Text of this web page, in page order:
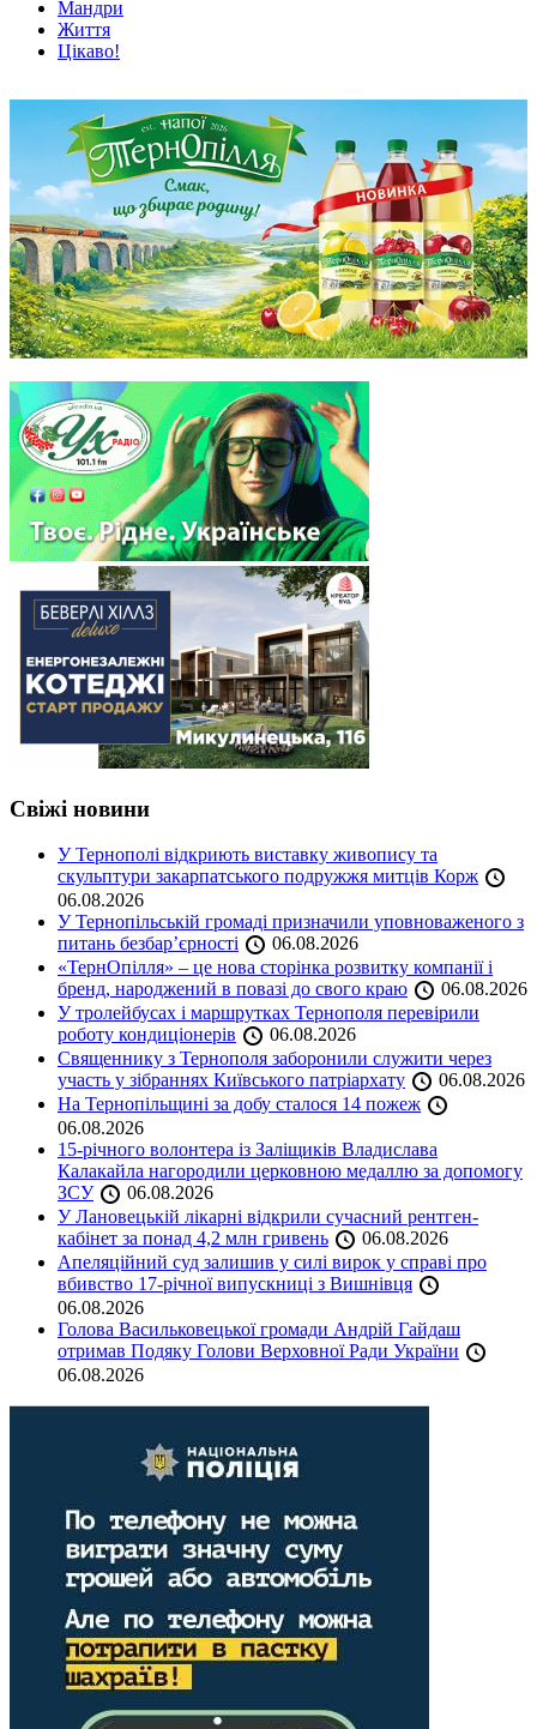
Мандри
Життя
Цікаво!
Свіжі новини
У Тернополі відкриють виставку живопису та
скульптури закарпатського подружжя митців Корж
06.08.2026
У Тернопільській громаді призначили уповноваженого з
питань безбар’єрності
06.08.2026
«ТернОпілля» – це нова сторінка розвитку компанії і
бренд, народжений в повазі до свого краю
06.08.2026
У тролейбусах і маршрутках Тернополя перевірили
роботу кондиціонерів
06.08.2026
Священнику з Тернополя заборонили служити через
участь у зібраннях Київського патріархату
06.08.2026
На Тернопільщині за добу сталося 14 пожеж
06.08.2026
15-річного волонтера із Заліщиків Владислава
Калакайла нагородили церковною медаллю за допомогу
ЗСУ
06.08.2026
У Лановецькій лікарні відкрили сучасний рентген-
кабінет за понад 4,2 млн гривень
06.08.2026
Апеляційний суд залишив у силі вирок у справі про
вбивство 17-річної випускниці з Вишнівця
06.08.2026
Голова Васильковецької громади Андрій Гайдаш
отримав Подяку Голови Верховної Ради України
06.08.2026